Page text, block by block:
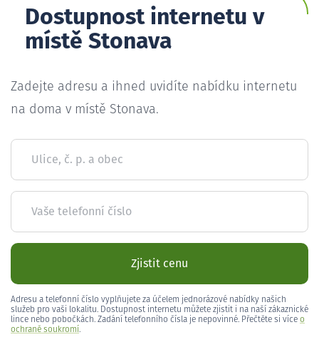
Dostupnost internetu v
místě Stonava
Zadejte adresu a ihned uvidíte nabídku internetu
na doma v místě Stonava.
Ulice, č. p. a obec
Vaše telefonní číslo
Zjistit cenu
Adresu a telefonní číslo vyplňujete za účelem jednorázové nabídky našich
služeb pro vaši lokalitu. Dostupnost internetu můžete zjistit i na naší zákaznické
lince nebo pobočkách. Zadání telefonního čísla je nepovinné. Přečtěte si více o
ochraně soukromí.